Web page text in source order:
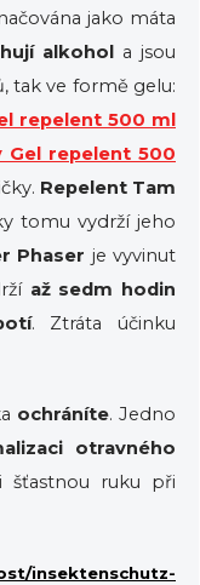
jako máta
alkohol a jsou
tak ve formě gelu:
repelent 500 ml
Gel repelent 500
Repelent Tam
tomu vydrží jeho
Phaser je vyvinut
až sedm hodin
. Ztráta účinku
ochráníte. Jedno
otravného
šťastnou ruku při
insektenschutz-